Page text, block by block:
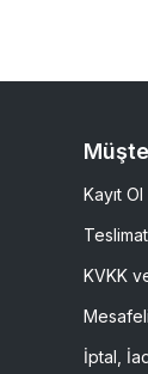
Kayıt Ol
KVKK
İptal,